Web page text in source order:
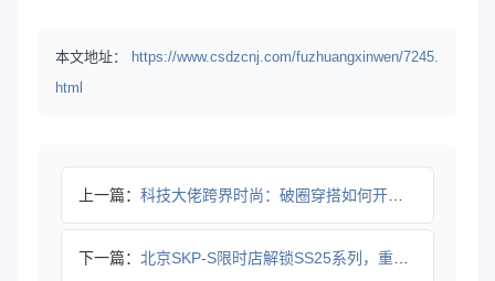
本文地址：
https://www.csdzcnj.com/fuzhuangxinwen/7245.
html
上一篇： 科技大佬跨界时尚：破圈穿搭如何开启潮流新纪元
下一篇： 北京SKP-S限时店解锁SS25系列，重构英伦街头美学